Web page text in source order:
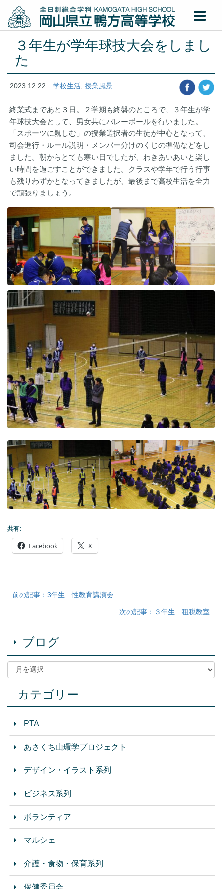
３年生が学年球技大会をしまし
た
2023.12.22 学校生活 授業風景
終業式まであと３日。２学期も終盤のところで、３年生が学
年球技大会として、男女共にバレーボールを行いました。
「スポーツに親しむ」の授業選択者の生徒が中心となって、
司会進行・ルール説明・メンバー分けのくじの準備などをし
ました。朝からとても寒い日でしたが、わきあいあいと楽し
い時間を過ごすことができました。クラスや学年で行う行事
も残りわずかとなってきましたが、最後まで高校生活を全力
で頑張りましょう。
共有:
Facebook X
前の記事：3年生 性教育講演会
次の記事：３年生 租税教室
ブログ
カテゴリー
PTA
あさくち山環学プロジェクト
デザイン・イラスト系列
ビジネス系列
ボランティア
マルシェ
介護・食物・保育系列
保健委員会